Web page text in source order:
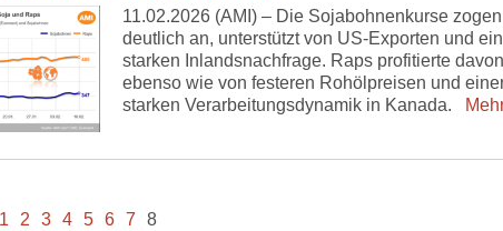
11.02.2026 (AMI) – Die Sojabohnenkurse zogen
deutlich an, unterstützt von US-Exporten und
starken Inlandsnachfrage. Raps profitierte davon
ebenso wie von festeren Rohölpreisen und
starken Verarbeitungsdynamik in Kanada.
1 2 3 4 5 6 7 8